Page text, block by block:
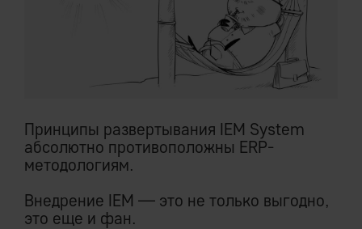
Принципы развертывания IEM System
абсолютно противоположны ERP-
методологиям.
Внедрение IEM — это не только выгодно,
это еще и фан.